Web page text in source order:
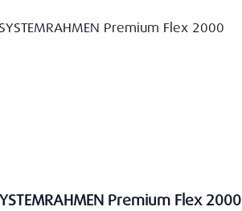
Premium Flex 2000